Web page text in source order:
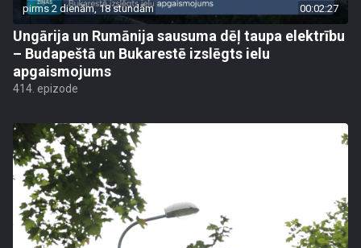
pirms 2 dienām, 18 stundām 00:02:27
Ungārija un Rumānija sausuma dēļ taupa elektrību
– Budapeštā un Bukarestē izslēgts ielu
apgaismojums
414. epizode